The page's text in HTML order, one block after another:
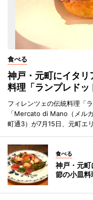
食べる
神戸・元町にイタ
料理「ランプレドッ
フィレンツェの伝統料理「
「Mercato di Mano（メル
町通3）が7月15日、元町エ
食べる
神戸・元
節の小皿料